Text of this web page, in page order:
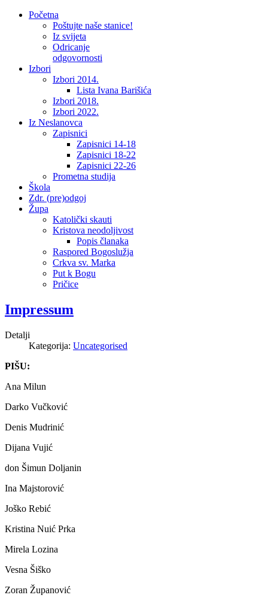
Početna
Poštujte naše stanice!
Iz svijeta
Odricanje
odgovornosti
Izbori
Izbori 2014.
Lista Ivana Barišića
Izbori 2018.
Izbori 2022.
Iz Neslanovca
Zapisnici
Zapisnici 14-18
Zapisnici 18-22
Zapisnici 22-26
Prometna studija
Škola
Zdr. (pre)odgoj
Župa
Katolički skauti
Kristova neodoljivost
Popis članaka
Raspored Bogoslužja
Crkva sv. Marka
Put k Bogu
Pričice
Impressum
Detalji
Kategorija: Uncategorised
PIŠU:
Ana Milun
Darko Vučković
Denis Mudrinić
Dijana Vujić
don Šimun Doljanin
Ina Majstorović
Joško Rebić
Kristina Nuić Prka
Mirela Lozina
Vesna Šiško
Zoran Županović